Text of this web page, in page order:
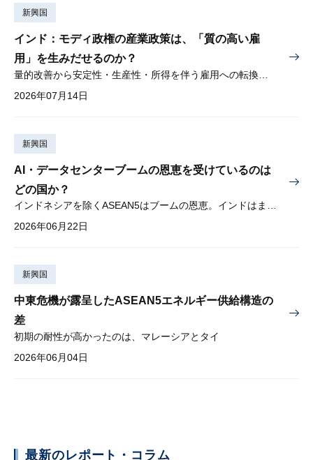
新興国
インド：モディ政権の産業政策は、「質の高い雇
用」を生みだせるのか？
2026年07月14日
新興国
AI・データセンターブームの恩恵を受けているのは
どの国か？
インドネシアを除くASEAN5はブームの恩恵。インドはまだブームに乗り切れず
2026年06月22日
新興国
中東危機が露呈したASEAN5エネルギー供給構造の
差
初期の耐性が高かったのは、マレーシアとタイ
2026年06月04日
最新のレポート・コラム